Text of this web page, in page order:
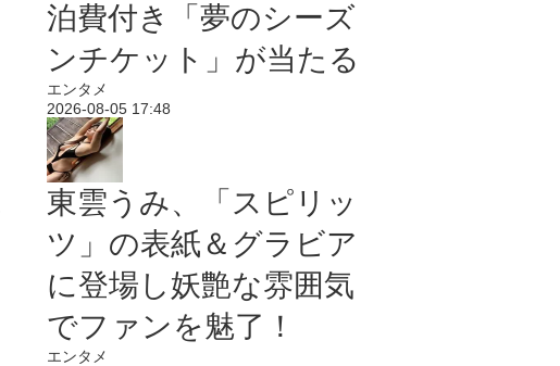
泊費付き「夢のシーズ
ンチケット」が当たる
エンタメ
2026-08-05 17:48
東雲うみ、「スピリッ
ツ」の表紙＆グラビア
に登場し妖艶な雰囲気
でファンを魅了！
エンタメ